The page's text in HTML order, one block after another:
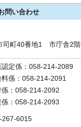
問い合わせ
町40番地1 市庁舎2階
認定係：058-214-2089
料係：058-214-2091
係：058-214-2092
係：058-214-2093
267-6015